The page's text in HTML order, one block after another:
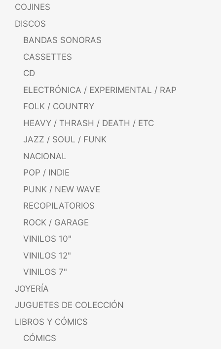
COJINES
DISCOS
BANDAS SONORAS
CASSETTES
CD
ELECTRÓNICA / EXPERIMENTAL / RAP
FOLK / COUNTRY
HEAVY / THRASH / DEATH / ETC
JAZZ / SOUL / FUNK
NACIONAL
POP / INDIE
PUNK / NEW WAVE
RECOPILATORIOS
ROCK / GARAGE
VINILOS 10"
VINILOS 12"
VINILOS 7"
JOYERÍA
JUGUETES DE COLECCIÓN
LIBROS Y CÓMICS
CÓMICS